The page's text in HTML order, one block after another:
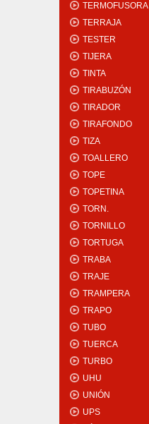
TERMOFUSORA
TERRAJA
TESTER
TIJERA
TINTA
TIRABUZÓN
TIRADOR
TIRAFONDO
TIZA
TOALLERO
TOPE
TOPETINA
TORN.
TORNILLO
TORTUGA
TRABA
TRAJE
TRAMPERA
TRAPO
TUBO
TUERCA
TURBO
UHU
UNIÓN
UPS